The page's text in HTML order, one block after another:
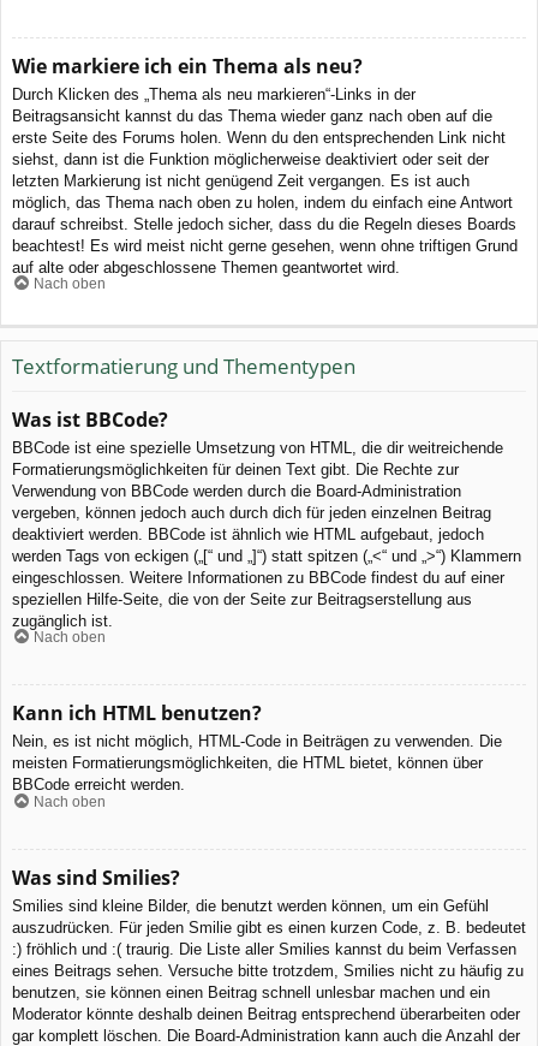
Wie markiere ich ein Thema als neu?
Durch Klicken des „Thema als neu markieren“-Links in der
Beitragsansicht kannst du das Thema wieder ganz nach oben auf die
erste Seite des Forums holen. Wenn du den entsprechenden Link nicht
siehst, dann ist die Funktion möglicherweise deaktiviert oder seit der
letzten Markierung ist nicht genügend Zeit vergangen. Es ist auch
möglich, das Thema nach oben zu holen, indem du einfach eine Antwort
darauf schreibst. Stelle jedoch sicher, dass du die Regeln dieses Boards
beachtest! Es wird meist nicht gerne gesehen, wenn ohne triftigen Grund
auf alte oder abgeschlossene Themen geantwortet wird.
Nach oben
Textformatierung und Thementypen
Was ist BBCode?
BBCode ist eine spezielle Umsetzung von HTML, die dir weitreichende
Formatierungsmöglichkeiten für deinen Text gibt. Die Rechte zur
Verwendung von BBCode werden durch die Board-Administration
vergeben, können jedoch auch durch dich für jeden einzelnen Beitrag
deaktiviert werden. BBCode ist ähnlich wie HTML aufgebaut, jedoch
werden Tags von eckigen („[“ und „]“) statt spitzen („<“ und „>“) Klammern
eingeschlossen. Weitere Informationen zu BBCode findest du auf einer
speziellen Hilfe-Seite, die von der Seite zur Beitragserstellung aus
zugänglich ist.
Nach oben
Kann ich HTML benutzen?
Nein, es ist nicht möglich, HTML-Code in Beiträgen zu verwenden. Die
meisten Formatierungsmöglichkeiten, die HTML bietet, können über
BBCode erreicht werden.
Nach oben
Was sind Smilies?
Smilies sind kleine Bilder, die benutzt werden können, um ein Gefühl
auszudrücken. Für jeden Smilie gibt es einen kurzen Code, z. B. bedeutet
:) fröhlich und :( traurig. Die Liste aller Smilies kannst du beim Verfassen
eines Beitrags sehen. Versuche bitte trotzdem, Smilies nicht zu häufig zu
benutzen, sie können einen Beitrag schnell unlesbar machen und ein
Moderator könnte deshalb deinen Beitrag entsprechend überarbeiten oder
gar komplett löschen. Die Board-Administration kann auch die Anzahl der